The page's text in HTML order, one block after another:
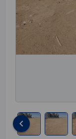
keyboard_arrow_left